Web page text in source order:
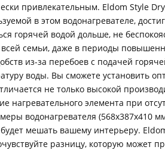
привлекательным. Eldom Style
в этом водонагревателе,
горячей водой дольше, не
всей семьи, даже в периоды
из-за перебоев с подачей
воды. Вы сможете установить
не только высокой
нагревательного элемента при
водонагревателя (568х387х410
мешать вашему интерьеру.
разницу, которую может